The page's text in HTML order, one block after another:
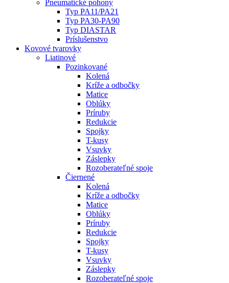
Pneumatické pohony
Typ PA11/PA21
Typ PA30-PA90
Typ DIASTAR
Príslušenstvo
Kovové tvarovky
Liatinové
Pozinkované
Kolená
Kríže a odbočky
Matice
Oblúky
Príruby
Redukcie
Spojky
T-kusy
Vsuvky
Záslepky
Rozoberateľné spoje
Čiernené
Kolená
Kríže a odbočky
Matice
Oblúky
Príruby
Redukcie
Spojky
T-kusy
Vsuvky
Záslepky
Rozoberateľné spoje